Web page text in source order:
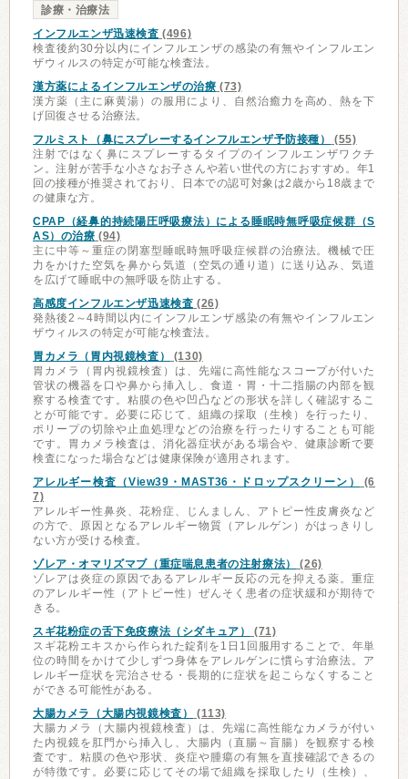
診療・治療法
インフルエンザ迅速検査 (496)
検査後約30分以内にインフルエンザの感染の有無やインフルエン
ザウィルスの特定が可能な検査法。
漢方薬によるインフルエンザの治療 (73)
漢方薬（主に麻黄湯）の服用により、自然治癒力を高め、熱を下
げ回復させる治療法。
フルミスト（鼻にスプレーするインフルエンザ予防接種）
(55)
注射ではなく鼻にスプレーするタイプのインフルエンザワクチ
ン。注射が苦手な小さなお子さんや若い世代の方におすすめ。年1
回の接種が推奨されており、日本での認可対象は2歳から18歳まで
の健康な方。
CPAP（経鼻的持続陽圧呼吸療法）による睡眠時無呼吸症候群（S
AS）の治療 (94)
主に中等～重症の閉塞型睡眠時無呼吸症候群の治療法。機械で圧
力をかけた空気を鼻から気道（空気の通り道）に送り込み、気道
を広げて睡眠中の無呼吸を防止する。
高感度インフルエンザ迅速検査 (26)
発熱後2～4時間以内にインフルエンザ感染の有無やインフルエン
ザウィルスの特定が可能な検査法。
胃カメラ（胃内視鏡検査）
(130)
胃カメラ（胃内視鏡検査）は、先端に高性能なスコープが付いた
管状の機器を口や鼻から挿入し、食道・胃・十二指腸の内部を観
察する検査です。粘膜の色や凹凸などの形状を詳しく確認するこ
とが可能です。必要に応じて、組織の採取（生検）を行ったり、
ポリープの切除や止血処理などの治療を行ったりすることも可能
です。胃カメラ検査は、消化器症状がある場合や、健康診断で要
検査になった場合などは健康保険が適用されます。
アレルギー検査（View39・MAST36・ドロップスクリーン）
(6
7)
アレルギー性鼻炎、花粉症、じんましん、アトピー性皮膚炎など
の方で、原因となるアレルギー物質（アレルゲン）がはっきりし
ない方が受ける検査。
ゾレア・オマリズマブ（重症喘息患者の注射療法）
(26)
ゾレアは炎症の原因であるアレルギー反応の元を抑える薬。重症
のアレルギー性（アトピー性）ぜんそく患者の症状緩和が期待で
きる。
スギ花粉症の舌下免疫療法（シダキュア）
(71)
スギ花粉エキスから作られた錠剤を1日1回服用することで、年単
位の時間をかけて少しずつ身体をアレルゲンに慣らす治療法。ア
レルギー症状を完治させる・長期的に症状を起こらなくすること
ができる可能性がある。
大腸カメラ（大腸内視鏡検査）
(113)
大腸カメラ（大腸内視鏡検査）は、先端に高性能なカメラが付い
た内視鏡を肛門から挿入し、大腸内（直腸～盲腸）を観察する検
査です。粘膜の色や形状、炎症や腫瘍の有無を直接確認できるの
が特徴です。必要に応じてその場で組織を採取したり（生検）、